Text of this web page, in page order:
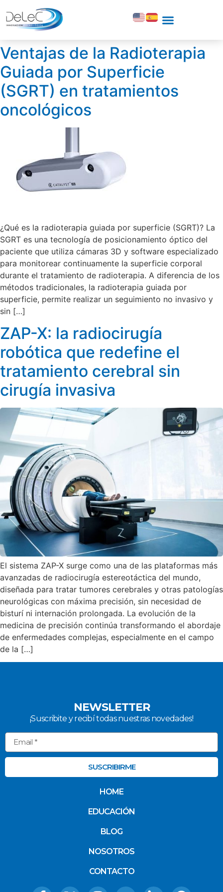
Ventajas de la Radioterapia
Guiada por Superficie
(SGRT) en tratamientos
oncológicos
¿Qué es la radioterapia guiada por superficie (SGRT)? La
SGRT es una tecnología de posicionamiento óptico del
paciente que utiliza cámaras 3D y software especializado
para monitorear continuamente la superficie corporal
durante el tratamiento de radioterapia. A diferencia de los
métodos tradicionales, la radioterapia guiada por
superficie, permite realizar un seguimiento no invasivo y
sin […]
ZAP-X: la radiocirugía
robótica que redefine el
tratamiento cerebral sin
cirugía invasiva
El sistema ZAP-X surge como una de las plataformas más
avanzadas de radiocirugía estereotáctica del mundo,
diseñada para tratar tumores cerebrales y otras patologías
neurológicas con máxima precisión, sin necesidad de
bisturí ni internación prolongada. La evolución de la
medicina de precisión continúa transformando el abordaje
de enfermedades complejas, especialmente en el campo
de la […]
NEWSLETTER
¡Suscribite y recibí todas nuestras novedades!
SUSCRIBIRME
HOME
EDUCACIÓN
BLOG
NOSOTROS
CONTACTO